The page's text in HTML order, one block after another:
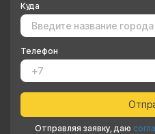
Куда
Телефон
Отправляя заявку, даю